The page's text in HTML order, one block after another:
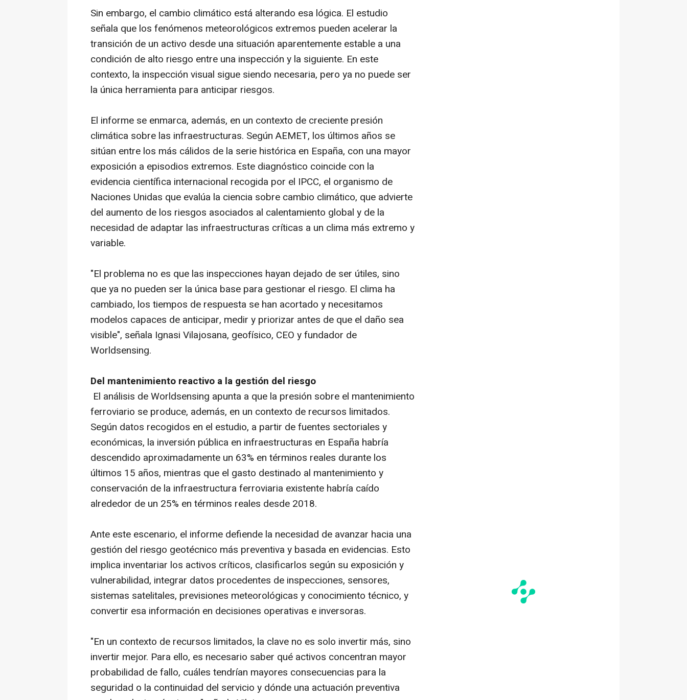
Sin embargo, el cambio climático está alterando esa lógica. El estudio
señala que los fenómenos meteorológicos extremos pueden acelerar la
transición de un activo desde una situación aparentemente estable a una
condición de alto riesgo entre una inspección y la siguiente. En este
contexto, la inspección visual sigue siendo necesaria, pero ya no puede ser
la única herramienta para anticipar riesgos.
El informe se enmarca, además, en un contexto de creciente presión
climática sobre las infraestructuras. Según AEMET, los últimos años se
sitúan entre los más cálidos de la serie histórica en España, con una mayor
exposición a episodios extremos. Este diagnóstico coincide con la
evidencia científica internacional recogida por el IPCC, el organismo de
Naciones Unidas que evalúa la ciencia sobre cambio climático, que advierte
del aumento de los riesgos asociados al calentamiento global y de la
necesidad de adaptar las infraestructuras críticas a un clima más extremo y
variable.
"El problema no es que las inspecciones hayan dejado de ser útiles, sino
que ya no pueden ser la única base para gestionar el riesgo. El clima ha
cambiado, los tiempos de respuesta se han acortado y necesitamos
modelos capaces de anticipar, medir y priorizar antes de que el daño sea
visible", señala Ignasi Vilajosana, geofísico, CEO y fundador de
Worldsensing.
Del mantenimiento reactivo a la gestión del riesgo
El análisis de Worldsensing apunta a que la presión sobre el mantenimiento
ferroviario se produce, además, en un contexto de recursos limitados.
Según datos recogidos en el estudio, a partir de fuentes sectoriales y
económicas, la inversión pública en infraestructuras en España habría
descendido aproximadamente un 63% en términos reales durante los
últimos 15 años, mientras que el gasto destinado al mantenimiento y
conservación de la infraestructura ferroviaria existente habría caído
alrededor de un 25% en términos reales desde 2018.
Ante este escenario, el informe defiende la necesidad de avanzar hacia una
gestión del riesgo geotécnico más preventiva y basada en evidencias. Esto
implica inventariar los activos críticos, clasificarlos según su exposición y
vulnerabilidad, integrar datos procedentes de inspecciones, sensores,
sistemas satelitales, previsiones meteorológicas y conocimiento técnico, y
convertir esa información en decisiones operativas e inversoras.
"En un contexto de recursos limitados, la clave no es solo invertir más, sino
invertir mejor. Para ello, es necesario saber qué activos concentran mayor
probabilidad de fallo, cuáles tendrían mayores consecuencias para la
seguridad o la continuidad del servicio y dónde una actuación preventiva